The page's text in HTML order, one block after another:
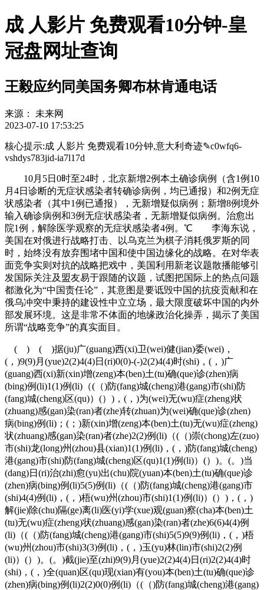
成 人影片 免费观看10分钟-皇
冠盘网址查询
王毅应约同美国务卿布林肯通电话
来源：
未来网
2023-07-10 17:53:25
核心提示:成 人影片 免费观看10分钟,意大利奇迹✎c0wfq6-
vshdys783jid-ia7l17d
10月5日0时至24时，北京新增2例本土确诊病例（含1例10
月4日诊断的无症状感染者转确诊病例，均已通报）和2例无症
状感染者（其中1例已通报），无新增疑似病例；新增8例境外
输入确诊病例和3例无症状感染者，无新增疑似病例。治愈出
院1例，解除医学观察的无症状感染者4例。℃ 李海东说，
美国在对俄进行战略打击、以乌克兰为棋子消耗俄罗斯的同
时，始终没有放弃围堵中国和使中国边缘化的战略。在对华表
面竞争实则对抗的战略把戏中，美国利用新老议题散播能够引
发国际关注及盟友易于跟随的议题，试图把国际上的热点问题
都激化为“中国责任论”，其意图是要诋毁中国的抗疫贡献和在
俄乌冲突中秉持的建设性中立立场，最大限度破坏中国的内外
部发展环境。这是非常不体面的地缘政治化操弄，揭示了美国
所谓“战略竞争”的真实面目。
( ) ( )据(ju)广(guang)西(xi)卫(wei)健(jian)委(wei)，
(，)9(9)月(yue)2(2)4(4)日(ri)0(0)-(-)2(2)4(4)时(shi)，(，)广
(guang)西(xi)新(xin)增(zeng)本(ben)土(tu)确(que)诊(zhen)病
(bing)例(li)1(1)例(li)（(（)防(fang)城(cheng)港(gang)市(shi)防
(fang)城(cheng)区(qu)）(）)，(，)为(wei)无(wu)症(zheng)状
(zhuang)感(gan)染(ran)者(zhe)转(zhuan)为(wei)确(que)诊(zhen)
病(bing)例(li)；(；)新(xin)增(zeng)本(ben)土(tu)无(wu)症(zheng)
状(zhuang)感(gan)染(ran)者(zhe)2(2)例(li)（(（)崇(chong)左(zuo)
市(shi)龙(long)州(zhou)县(xian)1(1)例(li)，(，)防(fang)城(cheng)
港(gang)市(shi)防(fang)城(cheng)区(qu)1(1)例(li)）(）)。(。)当
(dang)日(ri)治(zhi)愈(yu)出(chu)院(yuan)本(ben)土(tu)确(que)诊
(zhen)病(bing)例(li)5(5)例(li)（(（)防(fang)城(cheng)港(gang)市
(shi)4(4)例(li)，(，)梧(wu)州(zhou)市(shi)1(1)例(li)）(）)，(，)
解(jie)除(chu)隔(ge)离(li)医(yi)学(xue)观(guan)察(cha)本(ben)土
(tu)无(wu)症(zheng)状(zhuang)感(gan)染(ran)者(zhe)6(6)4(4)例
(li)（(（)防(fang)城(cheng)港(gang)市(shi)5(5)9(9)例(li)，(，)梧
(wu)州(zhou)市(shi)3(3)例(li)，(，)玉(yu)林(lin)市(shi)2(2)例
(li)）(）)。(。)截(jie)至(zhi)9(9)月(yue)2(2)4(4)日(ri)2(2)4(4)时
(shi)，(，)全(quan)区(qu)现(xian)有(you)本(ben)土(tu)确(que)诊
(zhen)病(bing)例(li)2(2)0(0)例(li)（(（)防(fang)城(cheng)港(gang)